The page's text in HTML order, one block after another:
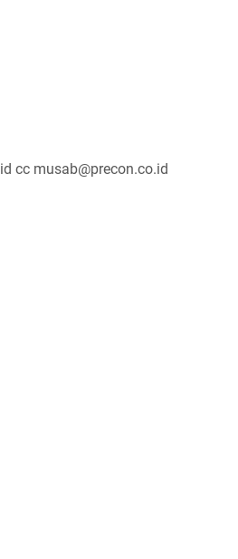
cc musab@precon.co.id